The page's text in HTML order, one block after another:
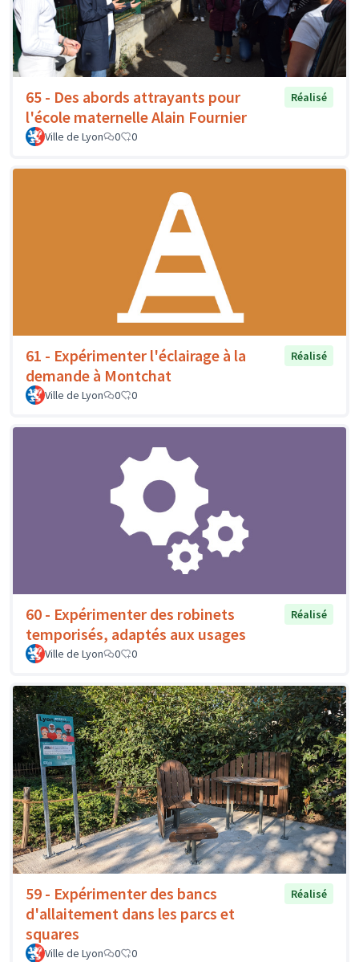
65 - Des abords attrayants pour
l'école maternelle Alain Fournier
Réalisé
Ville de Lyon 0 0
61 - Expérimenter l'éclairage à la
demande à Montchat
Réalisé
Ville de Lyon 0 0
60 - Expérimenter des robinets
temporisés, adaptés aux usages
Réalisé
Ville de Lyon 0 0
59 - Expérimenter des bancs
d'allaitement dans les parcs et
squares
Réalisé
Ville de Lyon 0 0